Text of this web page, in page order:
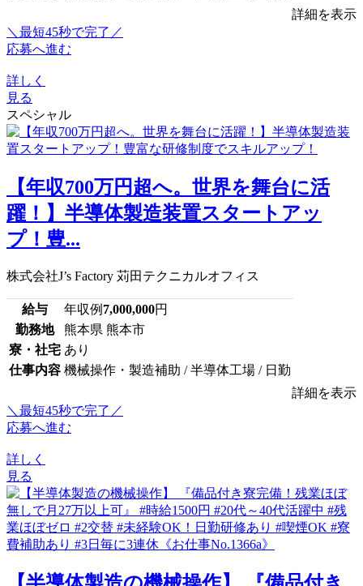
詳細を表示
＼最短45秒で完了／
応募へ進む
詳しく
見る
スペシャル
【年収700万円超へ。世界を舞台に活
躍！】半導体製造装置スタートアッ
プ！豊...
株式会社J’s Factory 苅田テクニカルオフィス
給与 年収例 7,000,000円
勤務地
熊本県 熊本市
寮・社宅 あり
仕事内容 機械操作・製造補助 / 半導体工場 / 日勤
詳細を表示
＼最短45秒で完了／
応募へ進む
詳しく
見る